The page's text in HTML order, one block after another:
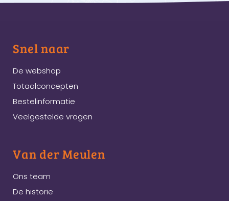
Snel naar
De webshop
Totaalconcepten
Bestelinformatie
Veelgestelde vragen
Van der Meulen
Ons team
De historie